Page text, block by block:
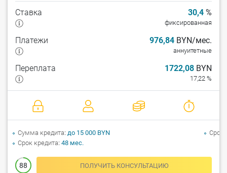
Ставка 30,4 %
фиксированная
Платежи 976,84 BYN/мес.
аннуитетные
Переплата 1722,08 BYN
17,22 %
88 ПОЛУЧИТЬ КОНСУЛЬТАЦИЮ
Сумма кредита до 15 000 BYN
Срок кредита 48 мес.
Срок